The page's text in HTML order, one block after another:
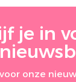
je in
onze